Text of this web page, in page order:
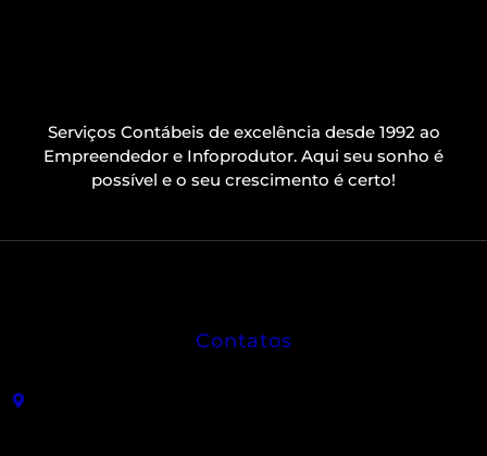
Serviços Contábeis de excelência desde 1992 ao
Empreendedor e Infoprodutor. Aqui seu sonho é
possível e o seu crescimento é certo!
Contatos